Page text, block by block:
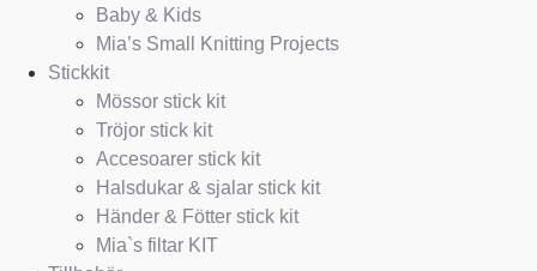
Baby & Kids
Mia’s Small Knitting Projects
Stickkit
Mössor stick kit
Tröjor stick kit
Accesoarer stick kit
Halsdukar & sjalar stick kit
Händer & Fötter stick kit
Mia`s filtar KIT